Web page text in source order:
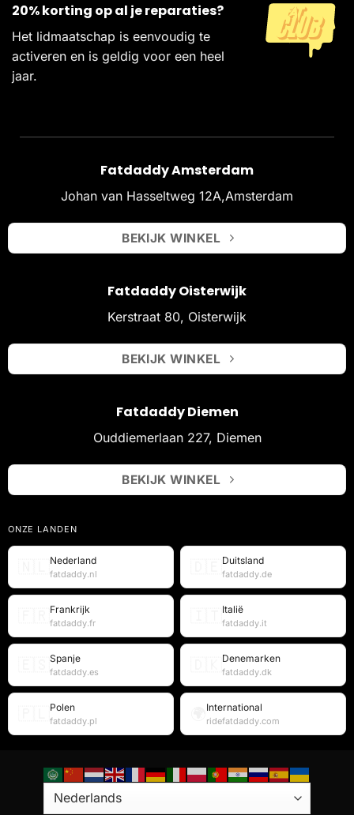
20% korting op al je reparaties?
Het lidmaatschap is eenvoudig te
activeren en is geldig voor een heel
jaar.
Fatdaddy Amsterdam
Johan van Hasseltweg 12A,Amsterdam
BEKIJK WINKEL
Fatdaddy Oisterwijk
Kerstraat 80, Oisterwijk
BEKIJK WINKEL
Fatdaddy Diemen
Ouddiemerlaan 227, Diemen
BEKIJK WINKEL
ONZE LANDEN
Nederland
fatdaddy.nl
Duitsland
fatdaddy.de
Frankrijk
fatdaddy.fr
Italië
fatdaddy.it
Spanje
fatdaddy.es
Denemarken
fatdaddy.dk
Polen
fatdaddy.pl
International
ridefatdaddy.com